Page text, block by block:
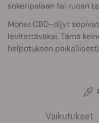
sokeripalaan tai ruoan
Monet CBD-öljyt
levitettäväksi. Tämä
helpotuksen
Vaikutukset